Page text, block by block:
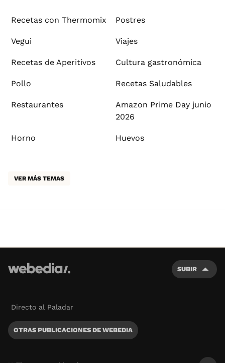
Recetas con Thermomix Postres
Vegui Viajes
Recetas de Aperitivos Cultura gastronómica
Pollo Recetas Saludables
Restaurantes
Amazon Prime Day junio
2026
Horno Huevos
VER MÁS TEMAS
SUBIR
Directo al Paladar
OTRAS PUBLICACIONES DE WEBEDIA